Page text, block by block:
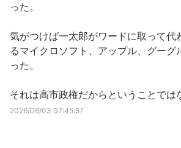
った。
気がつけば一太郎がワードに取って代
るマイクロソフト、アップル、グーグ
った。
それは高市政権だからということでは
2026/06/03 07:45:57